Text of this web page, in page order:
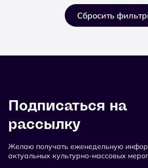
Сбросить
Подписаться на
рассылку
Желаю получать еженедельную
актуальных культурно-массовых